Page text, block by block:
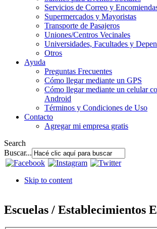
Servicios de Correo y
Supermercados y Mayoristas
Transporte de Pasajeros
Uniones/Centros Vecinales
Universidades, Facultades y
Otros
Ayuda
Preguntas Frecuentes
Cómo llegar mediante un GPS
Cómo llegar mediante un celular
Android
Términos y Condiciones de Uso
Contacto
Agregar mi empresa gratis
Search
Buscar...
Skip to content
Escuelas / Establecimientos